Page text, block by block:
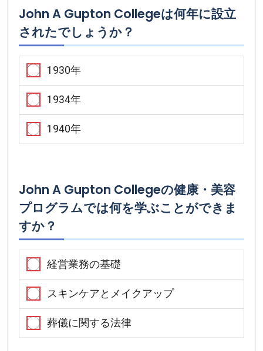
John A Gupton Collegeは何年に設立
されたでしょうか？
1930年
1934年
1940年
John A Gupton Collegeの健康・美容
プログラムでは何を学ぶことができま
すか？
経営業務の基礎
スキンケアとメイクアップ
葬儀に関する法律